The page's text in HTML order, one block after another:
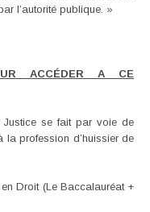
l’autorité publique. »
ACCÉDER A CE
Justice se fait par voie de
la profession d’huissier de
Droit (Le Baccalauréat +